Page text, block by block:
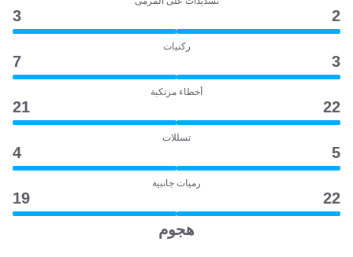
2
3
ركنيات
3
7
أخطاء مرتكبة
22
21
تسللات
5
4
رميات جانبية
22
19
هجوم